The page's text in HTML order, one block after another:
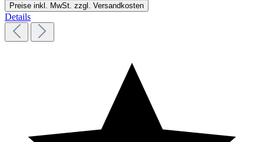
Preise inkl. MwSt. zzgl. Versandkosten
Details